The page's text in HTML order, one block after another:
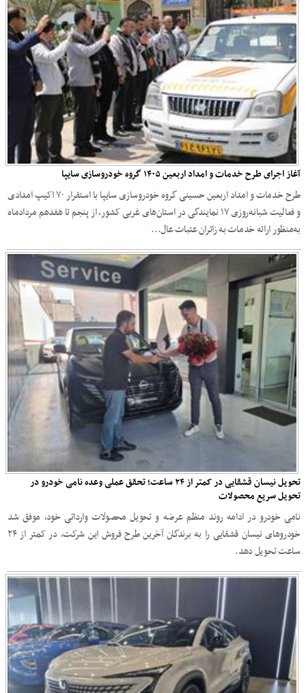
آغاز اجرای طرح خدمات و امداد اربعین ۱۴۰۵ گروه خودروسازی سایپا
طرح خدمات و امداد اربعین حسینی گروه خودروسازی سایپا با استقرار ۷۰ اکیپ امدادی
و فعالیت شبانه‌روزی ۱۷ نمایندگی در استان‌های غربی کشور، از پنجم تا هفدهم مردادماه
به‌منظور ارائه خدمات به زائران عتبات عال...
تحویل نیسان قشقایی در کمتر از ۲۴ ساعت؛ تحقق عملی وعده نامی خودرو در
تحویل سریع محصولات
نامی خودرو در ادامه روند منظم عرضه و تحویل محصولات وارداتی خود، موفق شد
خودروهای نیسان قشقایی را به برندگان آخرین طرح فروش این شرکت، در کمتر از ۲۴
ساعت تحویل دهد.